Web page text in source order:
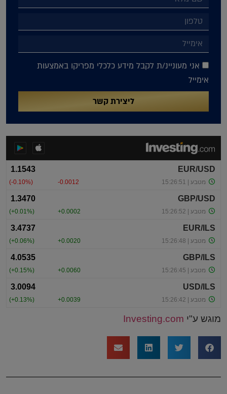
אני מעוניינ/ת לקבל מידע כלכלי מפריקו באמצעות
אימייל
ליצירת קשר
מוגש ע"י Investing.com